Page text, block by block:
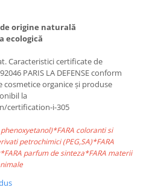
origine naturală
ecologică
Caracteristici certificate de
PARIS LA DEFENSE conform
organice și produse
la
certification-i-305
coloranti si
petrochimici (PEG,SA)*FARA
parfum de sinteza*FARA materii